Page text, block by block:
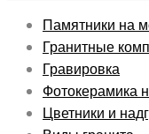
Памятники на
Гранитные
Гравировка
Фотокерамика
Цветники и